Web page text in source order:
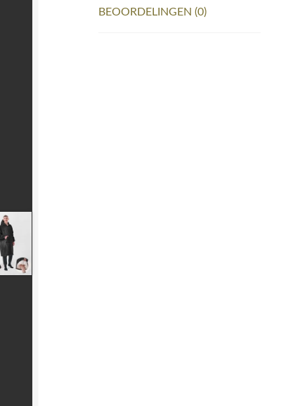
BEOORDELINGEN (0)